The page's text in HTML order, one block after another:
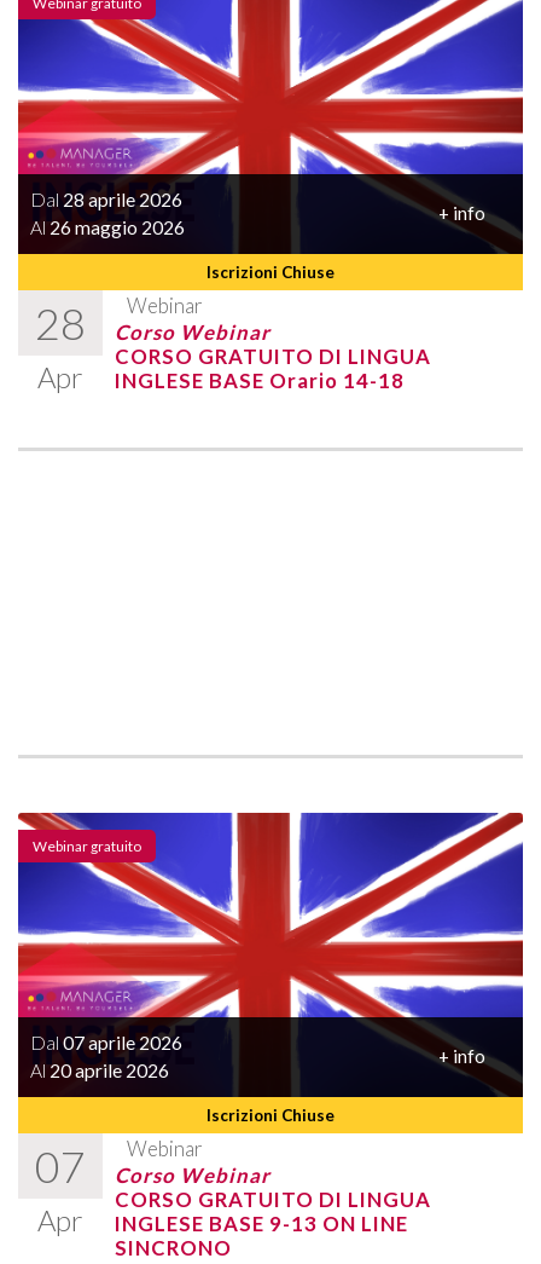
Iscrizioni Chiuse
Dal 28 aprile 2026
Al26 maggio 2026
+ info
28
Apr
Webinar
Corso Webinar
CORSO GRATUITO DI LINGUA
INGLESE BASE Orario 14-18
Iscrizioni Chiuse
Dal 07 aprile 2026
Al20 aprile 2026
+ info
07
Apr
Webinar
Webinar gratuito
Corso Webinar
CORSO GRATUITO DI LINGUA
INGLESE BASE 9-13 ON LINE
SINCRONO